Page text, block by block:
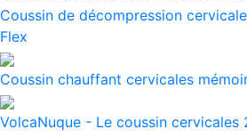
Coussin de décompression
Flex
Coussin chauffant cervicales
VolcaNuque - Le coussin cervicales